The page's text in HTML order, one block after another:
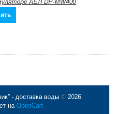
АЕЛ DP-MW400
- доставка воды ©2026
на OpenCart